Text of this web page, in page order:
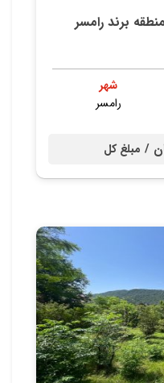
برند رامسر
شهر
رامسر
مبلغ کل